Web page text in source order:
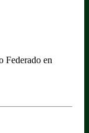
Federado en